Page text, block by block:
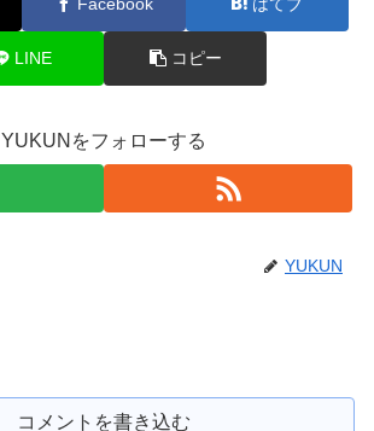
LINE コピー
YUKUNをフォローする
YUKUN
コメントを書き込む